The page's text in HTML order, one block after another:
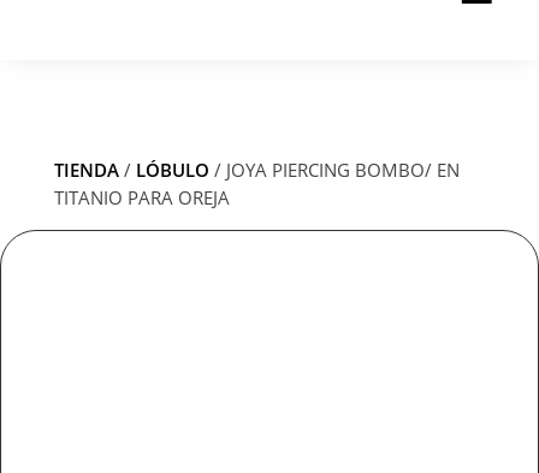
TIENDA/ LÓBULO / JOYA PIERCING BOMBO/ EN
TITANIO PARA OREJA